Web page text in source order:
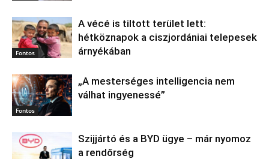
Fontos
A vécé is tiltott terület lett:
hétköznapok a ciszjordániai telepesek
árnyékában
Fontos
„A mesterséges intelligencia nem
válhat ingyenessé”
Szijjártó és a BYD ügye – már nyomoz
a rendőrség